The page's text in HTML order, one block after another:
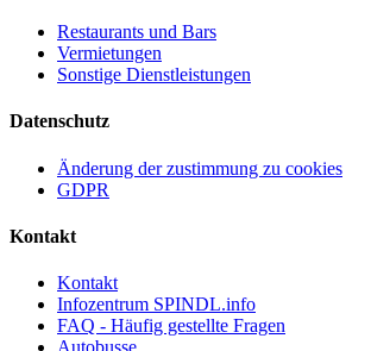
Restaurants und Bars
Vermietungen
Sonstige Dienstleistungen
Datenschutz
Änderung der zustimmung zu cookies
GDPR
Kontakt
Kontakt
Infozentrum SPINDL.info
FAQ - Häufig gestellte Fragen